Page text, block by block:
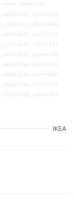
IKEA